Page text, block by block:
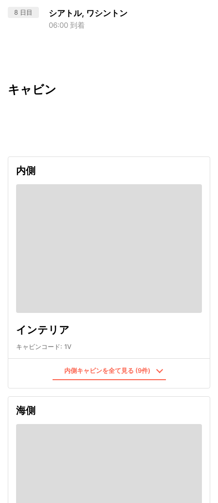
8 日目 シアトル, ワシントン
06:00 到着
キャビン
内側
インテリア
キャビンコード: 1V
内側キャビンを全て見る (9件)
海側